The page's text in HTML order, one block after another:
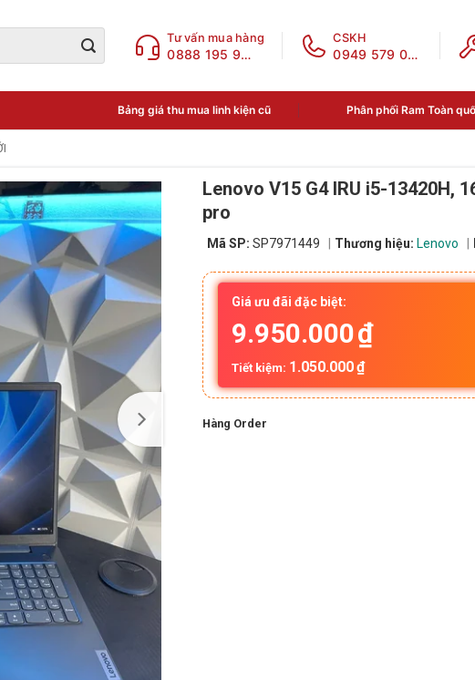
Tư vấn mua hàng
0888 195 969
CSKH
0949 579 078
Bảng giá thu mua linh kiện cũ Phân phối Ram Toàn
Lenovo V15 G4 IRU i5-13420H,
pro
Mã SP: SP7971449 Thương hiệu: Lenovo
Giá ưu đãi đặc biệt:
9.950.000₫
Tiết kiệm: 1.050.000₫
Hàng Order